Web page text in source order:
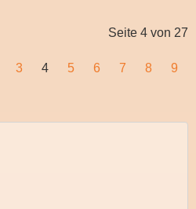
Seite 4 von 27
3 4 5 6 7 8
9